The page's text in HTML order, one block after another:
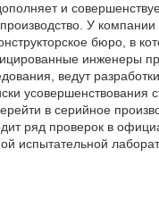
и
У
бюро, в
инженеры
ведут
усовершенствования
в серийное
ряд проверок в
испытательной